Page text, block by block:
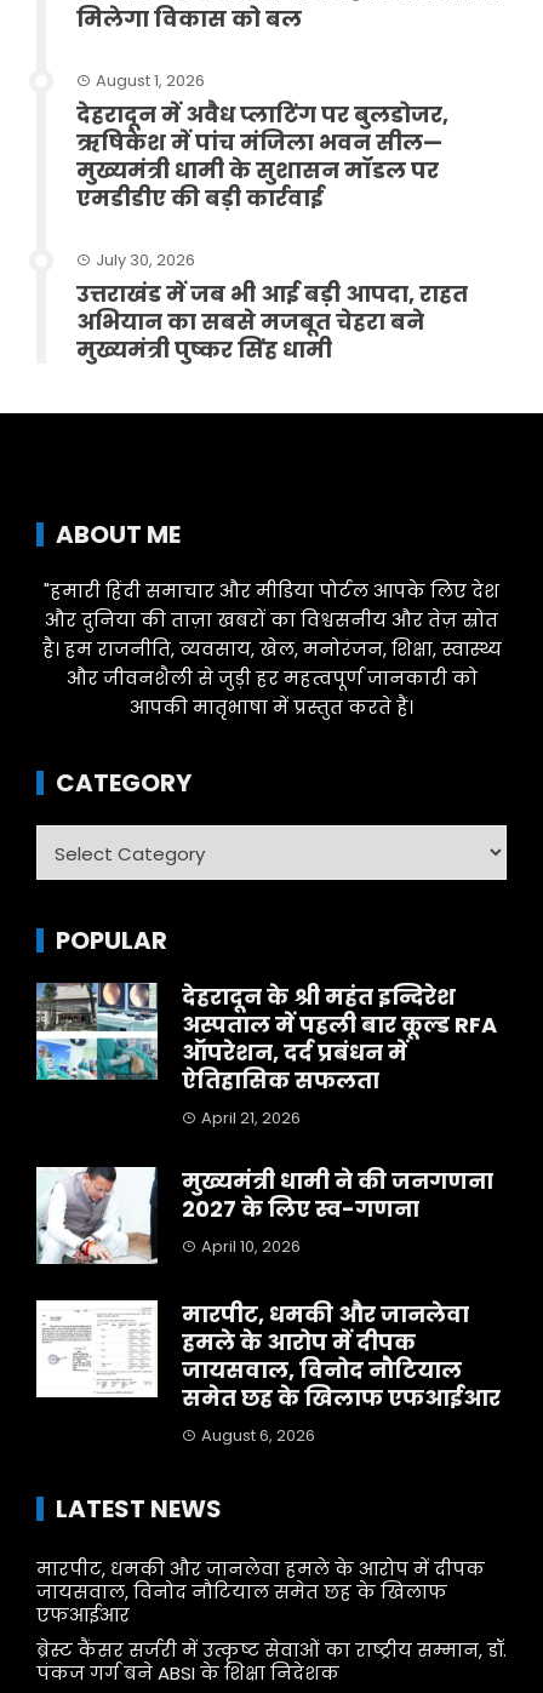
मिलेगा विकास को बल
August 1, 2026
देहरादून में अवैध प्लाटिंग पर बुलडोजर,
ऋषिकेश में पांच मंजिला भवन सील—
मुख्यमंत्री धामी के सुशासन मॉडल पर
एमडीडीए की बड़ी कार्रवाई
July 30, 2026
उत्तराखंड में जब भी आई बड़ी आपदा, राहत
अभियान का सबसे मजबूत चेहरा बने
मुख्यमंत्री पुष्कर सिंह धामी
ABOUT ME
"हमारी हिंदी समाचार और मीडिया पोर्टल आपके लिए देश
और दुनिया की ताज़ा खबरों का विश्वसनीय और तेज़ स्रोत
है। हम राजनीति, व्यवसाय, खेल, मनोरंजन, शिक्षा, स्वास्थ्य
और जीवनशैली से जुड़ी हर महत्वपूर्ण जानकारी को
आपकी मातृभाषा में प्रस्तुत करते हैं।
CATEGORY
POPULAR
देहरादून के श्री महंत इन्दिरेश
अस्पताल में पहली बार कूल्ड RFA
ऑपरेशन, दर्द प्रबंधन में
ऐतिहासिक सफलता
April 21, 2026
मुख्यमंत्री धामी ने की जनगणना
2027 के लिए स्व-गणना
April 10, 2026
मारपीट, धमकी और जानलेवा
हमले के आरोप में दीपक
जायसवाल, विनोद नौटियाल
समेत छह के खिलाफ एफआईआर
August 6, 2026
LATEST NEWS
मारपीट, धमकी और जानलेवा हमले के आरोप में दीपक
जायसवाल, विनोद नौटियाल समेत छह के खिलाफ
एफआईआर
ब्रेस्ट कैंसर सर्जरी में उत्कृष्ट सेवाओं का राष्ट्रीय सम्मान, डॉ.
पंकज गर्ग बने ABSI के शिक्षा निदेशक